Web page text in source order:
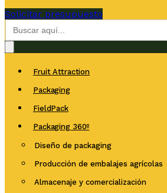
Solicitar presupuesto
Buscar:
Fruit Attraction
Packaging
FieldPack
Packaging 360º
Diseño de packaging
Producción de embalajes agrícolas
Almacenaje y comercialización